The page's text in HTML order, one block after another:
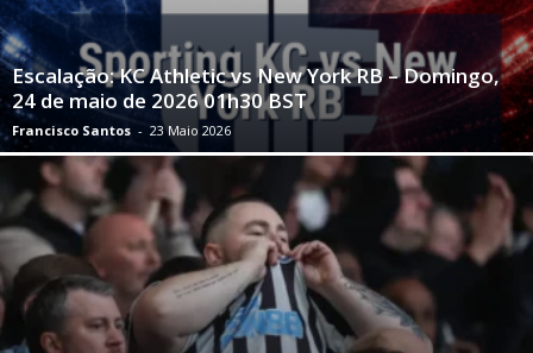
Escalação: KC Athletic vs New York RB – Domingo,
24 de maio de 2026 01h30 BST
Francisco Santos - 23 Maio 2026